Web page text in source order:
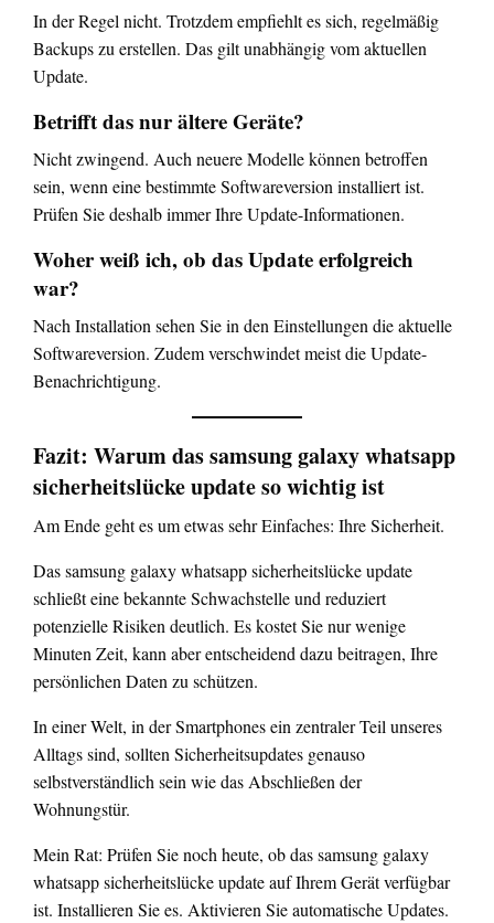
In der Regel nicht. Trotzdem empfiehlt es sich, regelmäßig
Backups zu erstellen. Das gilt unabhängig vom aktuellen
Update.
Betrifft das nur ältere Geräte?
Nicht zwingend. Auch neuere Modelle können betroffen
sein, wenn eine bestimmte Softwareversion installiert ist.
Prüfen Sie deshalb immer Ihre Update-Informationen.
Woher weiß ich, ob das Update erfolgreich
war?
Nach Installation sehen Sie in den Einstellungen die aktuelle
Softwareversion. Zudem verschwindet meist die Update-
Benachrichtigung.
Fazit: Warum das samsung galaxy whatsapp
sicherheitslücke update so wichtig ist
Am Ende geht es um etwas sehr Einfaches: Ihre Sicherheit.
Das samsung galaxy whatsapp sicherheitslücke update
schließt eine bekannte Schwachstelle und reduziert
potenzielle Risiken deutlich. Es kostet Sie nur wenige
Minuten Zeit, kann aber entscheidend dazu beitragen, Ihre
persönlichen Daten zu schützen.
In einer Welt, in der Smartphones ein zentraler Teil unseres
Alltags sind, sollten Sicherheitsupdates genauso
selbstverständlich sein wie das Abschließen der
Wohnungstür.
Mein Rat: Prüfen Sie noch heute, ob das samsung galaxy
whatsapp sicherheitslücke update auf Ihrem Gerät verfügbar
ist. Installieren Sie es. Aktivieren Sie automatische Updates.